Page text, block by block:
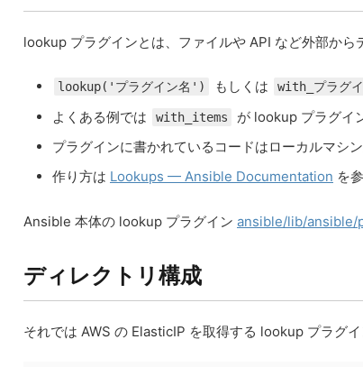
lookup プラグインとは、ファイルや API など外部から
lookup('プラグイン名') もしくは with_プラグ
よくある例では
with_items
が lookup プラグイ
プラグインに書かれているコードはローカルマシ
作り方は Lookups — Ansible Documentation を
Ansible 本体の lookup プラグイン ansible/lib/ansible/
ディレクトリ構成
それでは AWS の ElasticIP を取得する lookup プラグ